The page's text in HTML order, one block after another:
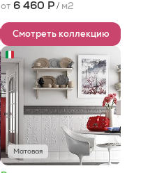
от 6 460 Р/ м2
Смотреть коллекцию
Матовая